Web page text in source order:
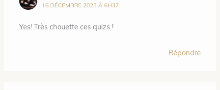
16 DÉCEMBRE 2023 À 6H37
Yes! Très chouette ces quizs !
Répondre